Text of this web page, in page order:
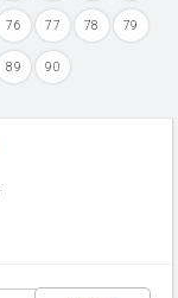
76 77 78 79
89 90